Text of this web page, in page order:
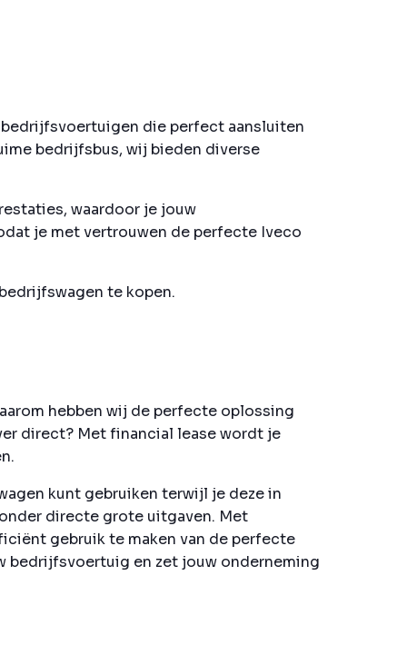
die perfect aansluiten
bedrijfsbus, wij bieden diverse
waardoor je jouw
je met vertrouwen de perfecte Iveco
te kopen.
hebben wij de perfecte oplossing
direct? Met financial lease wordt je
kunt gebruiken terwijl je deze in
directe grote uitgaven. Met
gebruik te maken van de perfecte
bedrijfsvoertuig en zet jouw onderneming